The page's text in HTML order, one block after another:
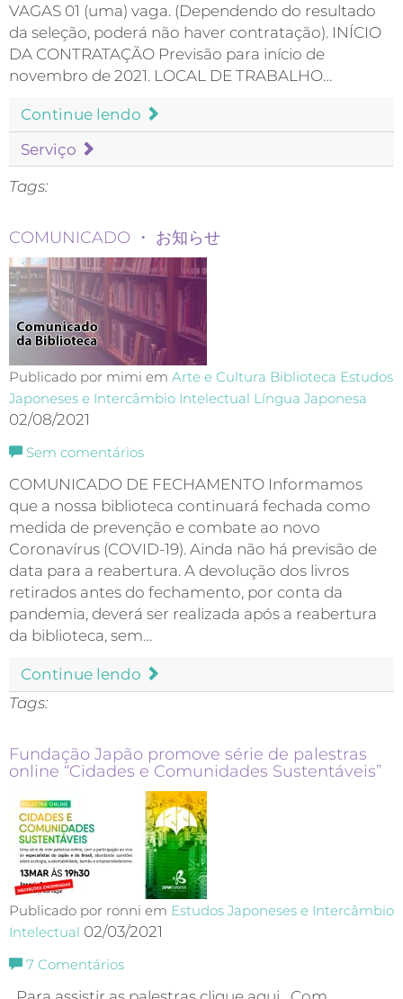
VAGAS 01 (uma) vaga. (Dependendo do resultado
da seleção, poderá não haver contratação). INÍCIO
DA CONTRATAÇÃO Previsão para início de
novembro de 2021. LOCAL DE TRABALHO…
Continue lendo
Serviço
Tags:
COMUNICADO ・ お知らせ
Publicado por mimi em Arte e Cultura Biblioteca Estudos
Japoneses e Intercâmbio Intelectual Língua Japonesa
02/08/2021
Sem comentários
COMUNICADO DE FECHAMENTO Informamos
que a nossa biblioteca continuará fechada como
medida de prevenção e combate ao novo
Coronavírus (COVID-19). Ainda não há previsão de
data para a reabertura. A devolução dos livros
retirados antes do fechamento, por conta da
pandemia, deverá ser realizada após a reabertura
da biblioteca, sem…
Continue lendo
Tags:
Fundação Japão promove série de palestras
online “Cidades e Comunidades Sustentáveis”
Publicado por ronni em Estudos Japoneses e Intercâmbio
Intelectual 02/03/2021
7 Comentários